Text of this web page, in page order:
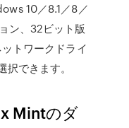
10／8.1／8／
ン、32ビット版
トワークドライ
できます。
Mintのダ